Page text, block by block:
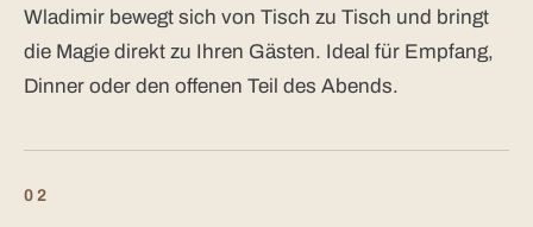
Wladimir bewegt sich von Tisch zu Tisch und bringt
die Magie direkt zu Ihren Gästen. Ideal für Empfang,
Dinner oder den offenen Teil des Abends.
02